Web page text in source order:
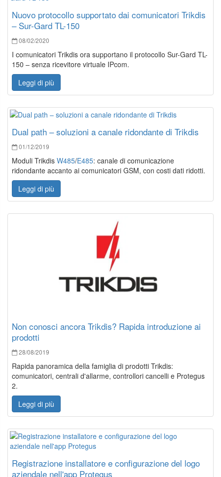
Nuovo protocollo supportato dai comunicatori Trikdis
– Sur-Gard TL-150
08/02/2020
I comunicatori Trikdis ora supportano il protocollo Sur-Gard TL-
150 – senza ricevitore virtuale IPcom.
Leggi di più
Dual path – soluzioni a canale ridondante di Trikdis
01/12/2019
Moduli Trikdis W485/E485: canale di comunicazione
ridondante accanto ai comunicatori GSM, con costi dati ridotti.
Leggi di più
Non conosci ancora Trikdis? Rapida introduzione ai
prodotti
28/08/2019
Rapida panoramica della famiglia di prodotti Trikdis:
comunicatori, centrali d'allarme, controllori cancelli e Protegus
2.
Leggi di più
Registrazione installatore e configurazione del logo
aziendale nell'app Protegus